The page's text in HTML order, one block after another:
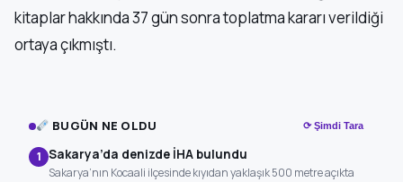
kitaplar hakkında 37 gün sonra toplatma kararı verildiği
ortaya çıkmıştı.
BUGÜN NE OLDU ⟳ Şimdi Tara
1 Sakarya’da denizde İHA bulundu
Sakarya’nın Kocaali ilçesinde kıyıdan yaklaşık 500 metre açıkta